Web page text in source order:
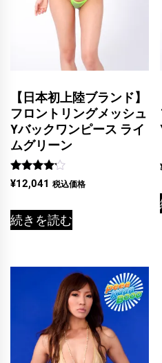
【日本初上陸ブランド】
フロントリングメッシュ
Yバックワンピース ライ
ムグリーン
5段階中
4.00
¥12,041 税込価格
続きを読む